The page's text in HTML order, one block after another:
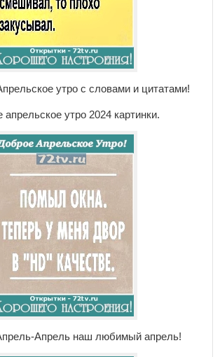
утро с словами и цитатами!
апрельское утро 2024 картинки.
Апрель наш любимый апрель!